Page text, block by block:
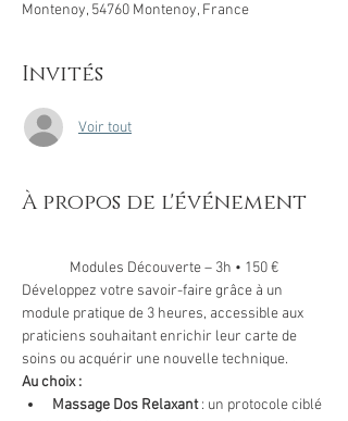
Montenoy, 54760 Montenoy, France
Invités
Voir tout
À propos de l'événement
Modules Découverte – 3h • 150 €
Développez votre savoir-faire grâce à un
module pratique de 3 heures, accessible aux
praticiens souhaitant enrichir leur carte de
soins ou acquérir une nouvelle technique.
Au choix :
Massage Dos Relaxant : un protocole ciblé